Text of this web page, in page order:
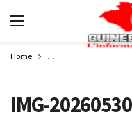
Home Scrutins du 31 mai
IMG-